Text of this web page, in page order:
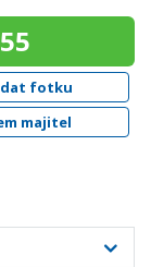
fotku
majitel